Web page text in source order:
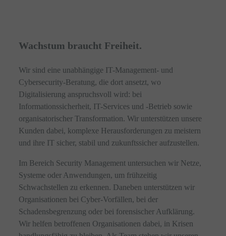
Wachstum braucht Freiheit.
Wir sind eine unabhängige IT-Management- und
Cybersecurity-Beratung, die dort ansetzt, wo
Digitalisierung anspruchsvoll wird: bei
Informationssicherheit, IT-Services und -Betrieb sowie
organisatorischer Transformation. Wir unterstützen unsere
Kunden dabei, komplexe Herausforderungen zu meistern
und ihre IT sicher, stabil und zukunftssicher aufzustellen.
Im Bereich Security Management untersuchen wir Netze,
Systeme oder Anwendungen, um frühzeitig
Schwachstellen zu erkennen. Daneben unterstützen wir
Organisationen bei Cyber-Vorfällen, bei der
Schadensbegrenzung oder bei forensischer Aufklärung.
Wir helfen betroffenen Organisationen dabei, in Krisen